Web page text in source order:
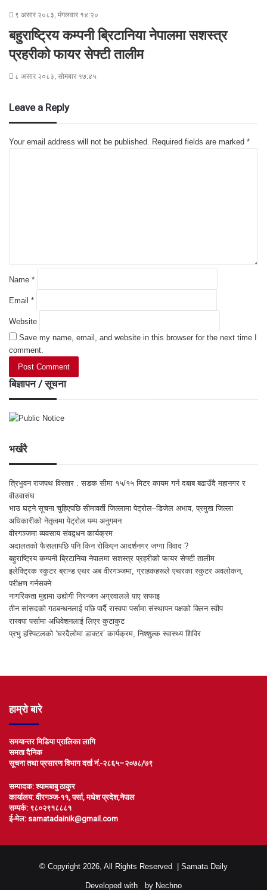
९ असार २०८३, मंगलवार १४:२०
बहुराष्ट्रिय कम्पनी ब्रिटानिया नेपालमा सशस्त्र
प्रहरीको फायर सेफ्टी तालीम
८ असार २०८३, सोमबार १७:४५
Leave a Reply
Your email address will not be published. Required fields are marked *
Name *
Email *
Website
Save my name, email, and website in this browser for the next time I
comment.
बिज्ञापन / सूचना
भर्खरै
त्रिभुवन राजपथ विस्तार : सडक सीमा १५/१५ मिटर कायम गर्न दबाब बढाउँदै महानगर र
वीउवासंघ
भाउ घट्ने सूचना चुहिएपछि सीमावर्ती जिल्लामा पेट्रोल–डिजेल अभाव, प्रमुख जिल्ला
अधिकारीको नेतृत्वमा पेट्रोल पम्प अनुगमन
वीरगञ्जमा व्यवसाय संवद्र्धन कार्यक्रम
अदालतको फैसलापछि पनि किन रोकिएन आदर्शनगर जग्गा विवाद ?
बहुराष्ट्रिय कम्पनी ब्रिटानिया नेपालमा सशस्त्र प्रहरीको फायर सेफ्टी तालीम
इलेक्ट्रिक स्कुटर ब्रान्ड एथर अब वीरगञ्जमा, ग्राहकहरूले एथरका स्कुटर अवलोकन,
परीक्षण गर्नसक्ने
नागरिकता मुद्दामा उद्योगी निरन्जन अग्रवालले पाए सफाइ
तीन सांसदको गठबन्धनलाई पछि पार्दै रास्वपा पर्सामा संस्थापन पक्षको क्लिन स्वीप
रास्वपा पर्सामा अधिवेशनलाई लिएर कुटाकुट
प्रभु हस्पिटलको ‘घरदैलोमा डाक्टर’ कार्यक्रम, निश्शुल्क स्वास्थ्य शिविर
हाम्रो बारे
समयान्तर मिडिया प्रालिका लागि
समता दैनिक
सूचना तथा प्रसारण विभाग दर्ता नं.-२८६५–२०७८/७९
सम्पादक: श्यामबाबु ठाकुर
कार्यालय: वीरगञ्ज-११, पर्सा, मधेश प्रदेश,नेपाल
सम्पर्क: ९८०२९१८८८१
ई-मेल: samatadainik@gmail.com
© Copyright 2026, All Rights Reserved | Samata Daily
Developed with by Nechno